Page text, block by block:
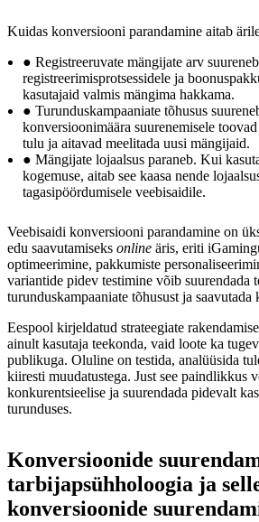
Kuidas konversiooni parandamine aitab
● Registreeruvate mängijate arv
registreerimisprotsessidele ja
kasutajaid valmis mängima hakkama.
● Turunduskampaaniate tõhusus
konversioonimäära suurenemisele
tulu ja aitavad meelitada uusi mängijaid.
● Mängijate lojaalsus paraneb. Kui
kogemuse, aitab see kaasa nende
tagasipöördumisele veebisaidile.
Veebisaidi konversiooni parandamine on
edu saavutamiseks online äris, eriti
optimeerimine, pakkumiste
variantide pidev testimine võib suurendada
turunduskampaaniate tõhusust ja saavutada
Eespool kirjeldatud strateegiate
ainult kasutaja teekonda, vaid loote ka
publikuga. Oluline on testida, analüüsida
kiiresti muudatustega. Just see paindlikkus
konkurentsieelise ja suurendada pidevalt
turunduses.
Konversioonide
tarbijapsühholoogia ja
konversioonide